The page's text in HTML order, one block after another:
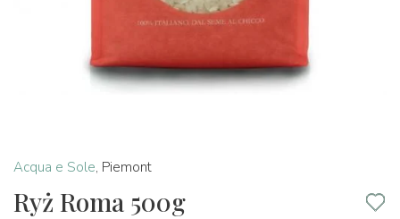
Acqua e Sole, Piemont
Ryż Roma 500g